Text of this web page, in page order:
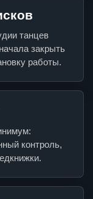
танцев
закрыть
работы.
контроль,